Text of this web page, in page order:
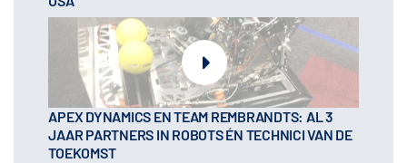
APEX DYNAMICS EN TEAM REMBRANDTS: AL 3
JAAR PARTNERS IN ROBOTS ÉN TECHNICI VAN DE
TOEKOMST